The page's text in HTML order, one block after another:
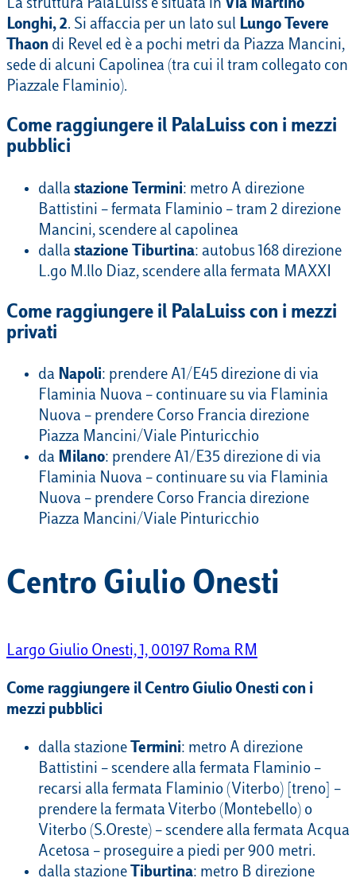
La struttura PalaLuiss è situata in Via Martino
Longhi, 2. Si affaccia per un lato sul Lungo Tevere
Thaon di Revel ed è a pochi metri da Piazza Mancini,
sede di alcuni Capolinea (tra cui il tram collegato con
Piazzale Flaminio).
Come raggiungere il PalaLuiss con i mezzi
pubblici
dalla stazione Termini: metro A direzione
Battistini – fermata Flaminio – tram 2 direzione
Mancini, scendere al capolinea
dalla stazione Tiburtina: autobus 168 direzione
L.go M.llo Diaz, scendere alla fermata MAXXI
Come raggiungere il PalaLuiss con i mezzi
privati
da Napoli: prendere A1/E45 direzione di via
Flaminia Nuova – continuare su via Flaminia
Nuova – prendere Corso Francia direzione
Piazza Mancini/Viale Pinturicchio
da Milano: prendere A1/E35 direzione di via
Flaminia Nuova – continuare su via Flaminia
Nuova – prendere Corso Francia direzione
Piazza Mancini/Viale Pinturicchio
Centro Giulio Onesti
Largo Giulio Onesti, 1, 00197 Roma RM
Come raggiungere il Centro Giulio Onesti con i
mezzi pubblici
dalla stazione Termini: metro A direzione
Battistini – scendere alla fermata Flaminio –
recarsi alla fermata Flaminio (Viterbo) [treno] –
prendere la fermata Viterbo (Montebello) o
Viterbo (S.Oreste) – scendere alla fermata Acqua
Acetosa – proseguire a piedi per 900 metri.
dalla stazione Tiburtina: metro B direzione